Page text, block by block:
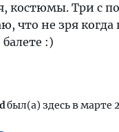
костюмы. Три с
что не зря
:)
был(а) здесь в марте